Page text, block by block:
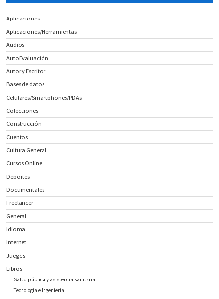
Aplicaciones
Aplicaciones/Herramientas
Audios
AutoEvaluación
Autor y Escritor
Bases de datos
Celulares/Smartphones/PDAs
Colecciones
Construcción
Cuentos
Cultura General
Cursos Online
Deportes
Documentales
Freelancer
General
Idioma
Internet
Juegos
Libros
Salud pública y asistencia sanitaria
Tecnología e Ingeniería